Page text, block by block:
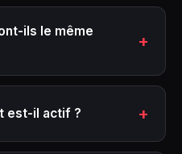
ils le même
est-il actif ?